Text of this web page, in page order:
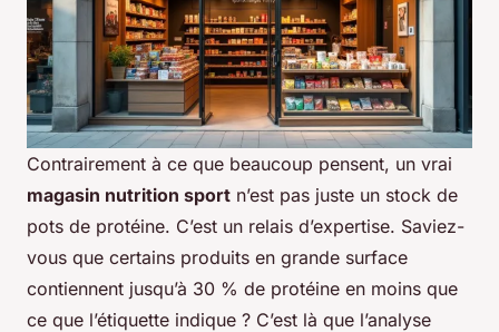
Contrairement à ce que beaucoup pensent, un vrai
magasin nutrition sport n’est pas juste un stock de
pots de protéine. C’est un relais d’expertise. Saviez-
vous que certains produits en grande surface
contiennent jusqu’à 30 % de protéine en moins que
ce que l’étiquette indique ? C’est là que l’analyse